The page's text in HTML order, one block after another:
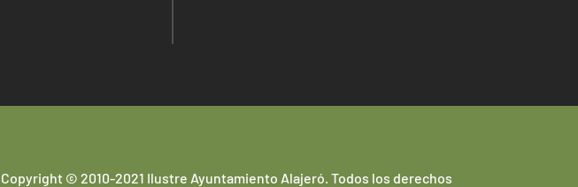
Copyright © 2010-2021 Ilustre Ayuntamiento Alajeró. Todos los derechos